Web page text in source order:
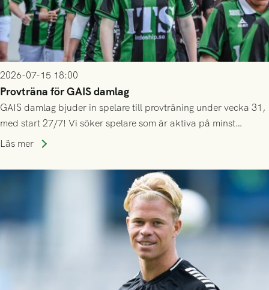
2026-07-15 18:00
Provträna för GAIS damlag
GAIS damlag bjuder in spelare till provträning under vecka 31,
med start 27/7! Vi söker spelare som är aktiva på minst
division 3-nivå.
Läs mer